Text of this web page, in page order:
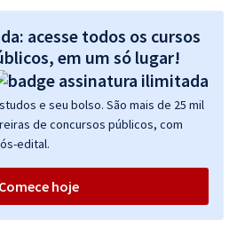
acesse todos os cursos
em um só lugar!
e seu bolso. São mais de 25 mil
de concursos públicos, com
edital.
Comece hoje